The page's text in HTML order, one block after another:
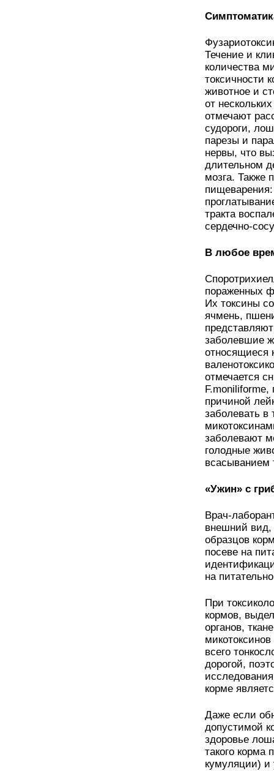
Течение и
количества
токсичности
животное и
от
отмечают
судороги,
парезы и
нервы, что
длительном
мозга. Также
тракта
сердечно-
В любое
пораженных
Их токсины
ячмень,
заболевшие
относящиеся
отмечается
причиной
заболевать в
заболевают
голодные
всасыванием
«Ужин» с
Врач-
внешний вид,
образцов
посеве на
на
При
кормов,
органов,
всего
дорогой,
корме
Даже если
допустимой
здоровье
такого корма
кумуляции) и